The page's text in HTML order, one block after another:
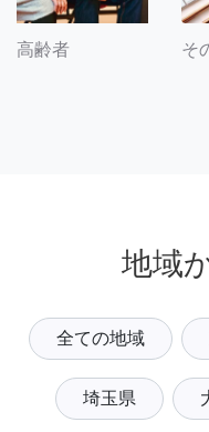
高齢者 そ
地域
全ての地域
埼玉県